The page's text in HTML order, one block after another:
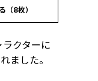
（8枚）
クターに
ました。